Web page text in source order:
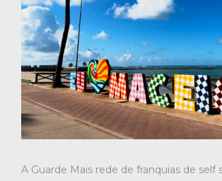
A Guarde Mais rede de franquias de self